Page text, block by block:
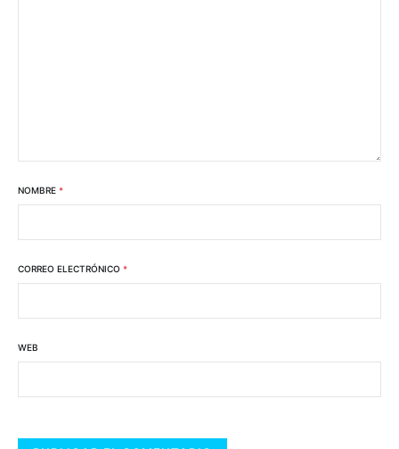
NOMBRE *
CORREO ELECTRÓNICO *
WEB